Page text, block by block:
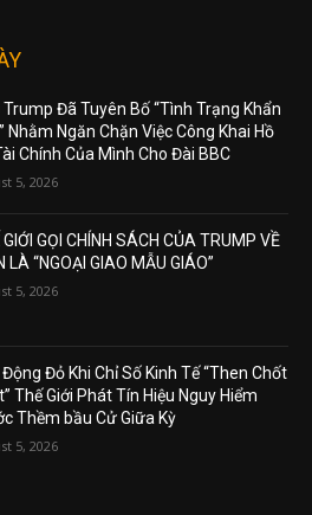
Trump Đã Tuyên Bố “Tình Trạng Khẩn
Nhằm Ngăn Chặn Việc Công Khai Hồ
Chính Của Mình Cho Đài BBC
5, 2026
GIỚI GỌI CHÍNH SÁCH CỦA TRUMP VỀ
LÀ “NGOẠI GIAO MẪU GIÁO”
5, 2026
Động Đỏ Khi Chỉ Số Kinh Tế “Then Chốt
Thế Giới Phát Tín Hiệu Nguy Hiểm
Thềm bầu Cử Giữa Kỳ
5, 2026